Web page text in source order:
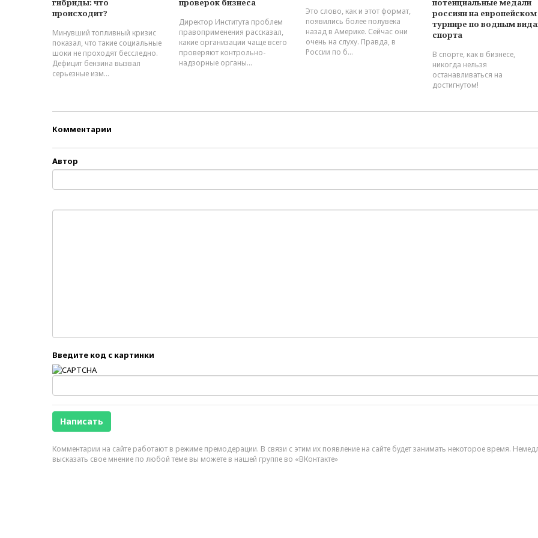
гибриды: что
происходит?
Минувший топливный кризис
показал, что такие социальные
шоки не проходят бесследно.
Дефицит бензина вызвал
серьезные изм...
проверок бизнеса
Директор Института проблем
правоприменения рассказал,
какие организации чаще всего
проверяют контрольно-
надзорные органы...
Это слово, как и этот формат,
появились более полувека
назад в Америке. Сейчас они
очень на слуху. Правда, в
России по б...
потенциальные медали
россиян на европейском
турнире по водным
спорта
В спорте, как в бизнесе,
никогда нельзя
останавливаться на
достигнутом!
Комментарии
Автор
Введите код с картинки
Комментарии на сайте работают в режиме премодерации. В связи с этим их появление на сайте будет занимать некоторое время.
высказать свое мнение по любой теме вы можете в нашей группе во «ВКонтакте»